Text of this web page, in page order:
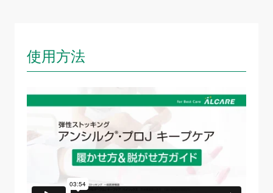
使用方法